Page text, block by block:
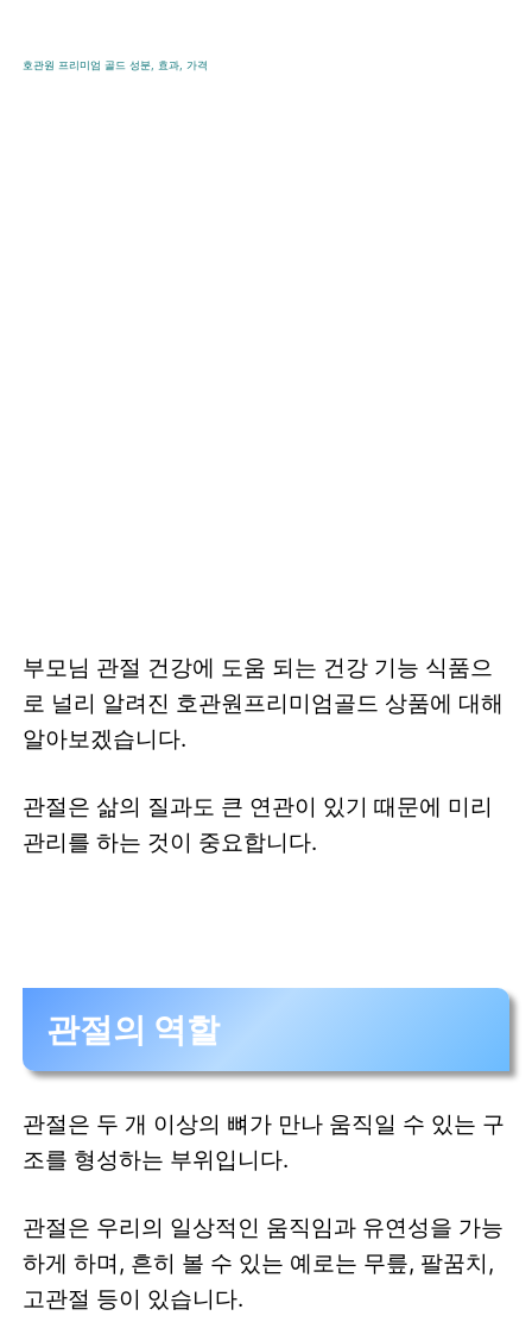
호관원 프리미엄 골드 성분, 효과, 가격
부모님 관절 건강에 도움 되는 건강 기능 식품으
로 널리 알려진 호관원프리미엄골드 상품에 대해
알아보겠습니다.
관절은 삶의 질과도 큰 연관이 있기 때문에 미리
관리를 하는 것이 중요합니다.
관절의 역할
관절은 두 개 이상의 뼈가 만나 움직일 수 있는 구
조를 형성하는 부위입니다.
관절은 우리의 일상적인 움직임과 유연성을 가능
하게 하며, 흔히 볼 수 있는 예로는 무릎, 팔꿈치,
고관절 등이 있습니다.